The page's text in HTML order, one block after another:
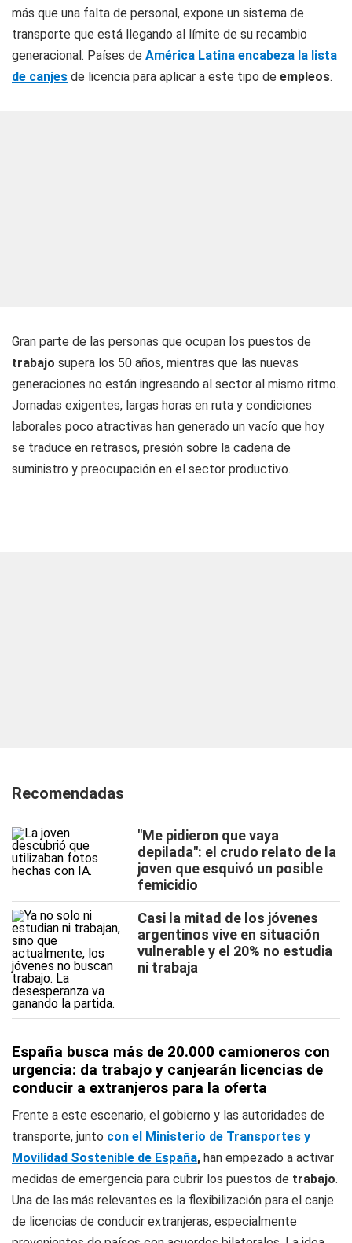
más que una falta de personal, expone un sistema de
transporte que está llegando al límite de su recambio
generacional. Países de América Latina encabeza la lista
de canjes de licencia para aplicar a este tipo de empleos.
Gran parte de las personas que ocupan los puestos de
trabajo supera los 50 años, mientras que las nuevas
generaciones no están ingresando al sector al mismo ritmo.
Jornadas exigentes, largas horas en ruta y condiciones
laborales poco atractivas han generado un vacío que hoy
se traduce en retrasos, presión sobre la cadena de
suministro y preocupación en el sector productivo.
Recomendadas
"Me pidieron que vaya
depilada": el crudo relato de la
joven que esquivó un posible
femicidio
Casi la mitad de los jóvenes
argentinos vive en situación
vulnerable y el 20% no estudia
ni trabaja
España busca más de 20.000 camioneros con
urgencia: da trabajo y canjearán licencias de
conducir a extranjeros para la oferta
Frente a este escenario, el gobierno y las autoridades de
transporte, junto con el Ministerio de Transportes y
Movilidad Sostenible de España, han empezado a activar
medidas de emergencia para cubrir los puestos de trabajo.
Una de las más relevantes es la flexibilización para el canje
de licencias de conducir extranjeras, especialmente